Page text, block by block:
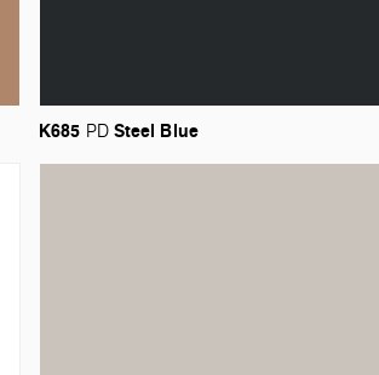
K685 PD Steel Blue